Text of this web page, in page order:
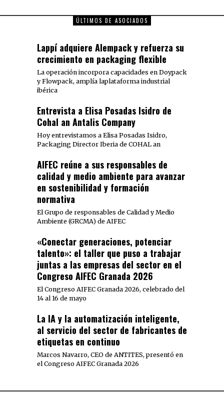
ÚLTIMOS DE ASOCIADOS
Lappí adquiere Alempack y refuerza su
crecimiento en packaging flexible
La operación incorpora capacidades en Doypack
y Flowpack, amplía laplataforma industrial
ibérica
Entrevista a Elisa Posadas Isidro de
Cohal an Antalis Company
Hoy entrevistamos a Elisa Posadas Isidro,
Packaging Director Iberia de COHAL an
AIFEC reúne a sus responsables de
calidad y medio ambiente para avanzar
en sostenibilidad y formación
normativa
El Grupo de responsables de Calidad y Medio
Ambiente (GRCMA) de AIFEC
«Conectar generaciones, potenciar
talento»: el taller que puso a trabajar
juntas a las empresas del sector en el
Congreso AIFEC Granada 2026
El Congreso AIFEC Granada 2026, celebrado del
14 al 16 de mayo
La IA y la automatización inteligente,
al servicio del sector de fabricantes de
etiquetas en continuo
Marcos Navarro, CEO de ANTITES, presentó en
el Congreso AIFEC Granada 2026